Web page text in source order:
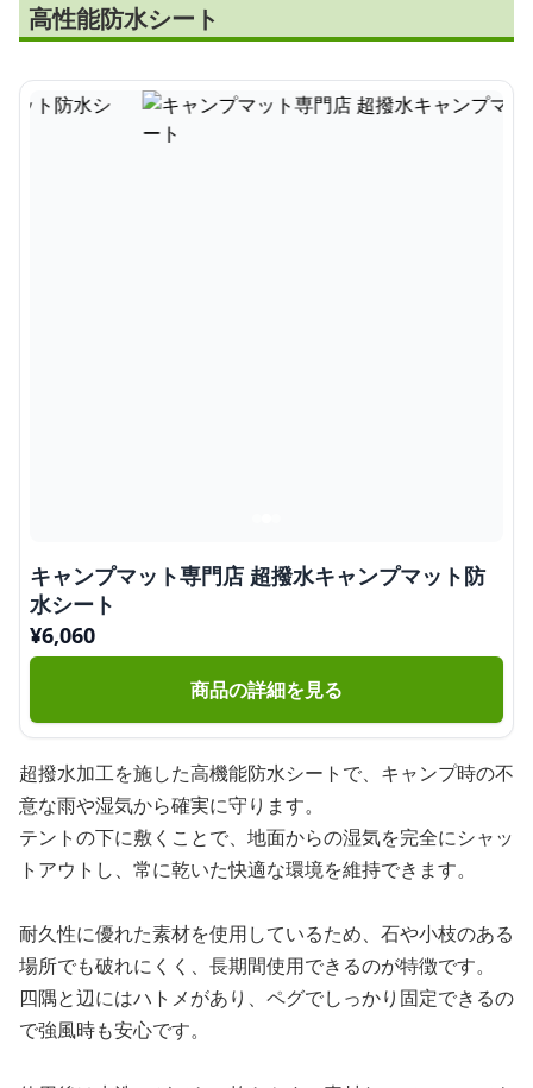
高性能防水シート
キャンプマット専門店 超撥水キャンプマット防
水シート
¥6,060
商品の詳細を見る
超撥水加工を施した高機能防水シートで、キャンプ時の不
意な雨や湿気から確実に守ります。
テントの下に敷くことで、地面からの湿気を完全にシャッ
トアウトし、常に乾いた快適な環境を維持できます。
耐久性に優れた素材を使用しているため、石や小枝のある
場所でも破れにくく、長期間使用できるのが特徴です。
四隅と辺にはハトメがあり、ペグでしっかり固定できるの
で強風時も安心です。